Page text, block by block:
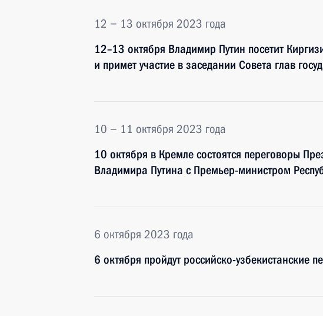
12 − 13 октября 2023 года
12–13 октября Владимир Путин посетит
и примет участие в заседании Совета глав
10 − 11 октября 2023 года
10 октября в Кремле состоятся переговоры
Владимира Путина с Премьер-министром
6 октября 2023 года
6 октября пройдут российско-узбекистанские